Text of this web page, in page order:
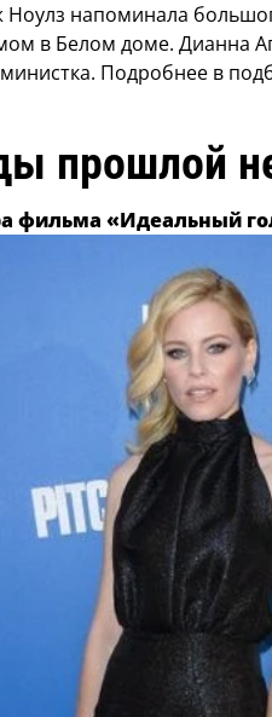
напоминала
в Белом доме. Дианна
Подробнее в
прошлой
фильма «Идеальный